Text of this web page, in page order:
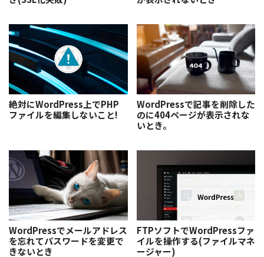
絶対にWordPress上でPHP
ファイルを編集しないこと!
WordPressで記事を削除した
のに404ページが表示されな
いとき。
WordPressでメールアドレス
を忘れてパスワードを変更で
きないとき
FTPソフトでWordPressファ
イルを操作する(ファイルマネ
ージャー)